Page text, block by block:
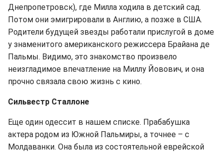
Днепропетровск), где Милла ходила в детский сад.
Потом они эмигрировали в Англию, а позже в США.
Родители будущей звезды работали прислугой в доме
у знаменитого американского режиссера Брайана де
Пальмы. Видимо, это знакомство произвело
неизгладимое впечатление на Миллу Йовович, и она
прочно связала свою жизнь с кино.
Сильвестр Сталлоне
Еще один одессит в нашем списке. Прабабушка
актера родом из Южной Пальмиры, а точнее – с
Молдаванки. Она была из состоятельной еврейской